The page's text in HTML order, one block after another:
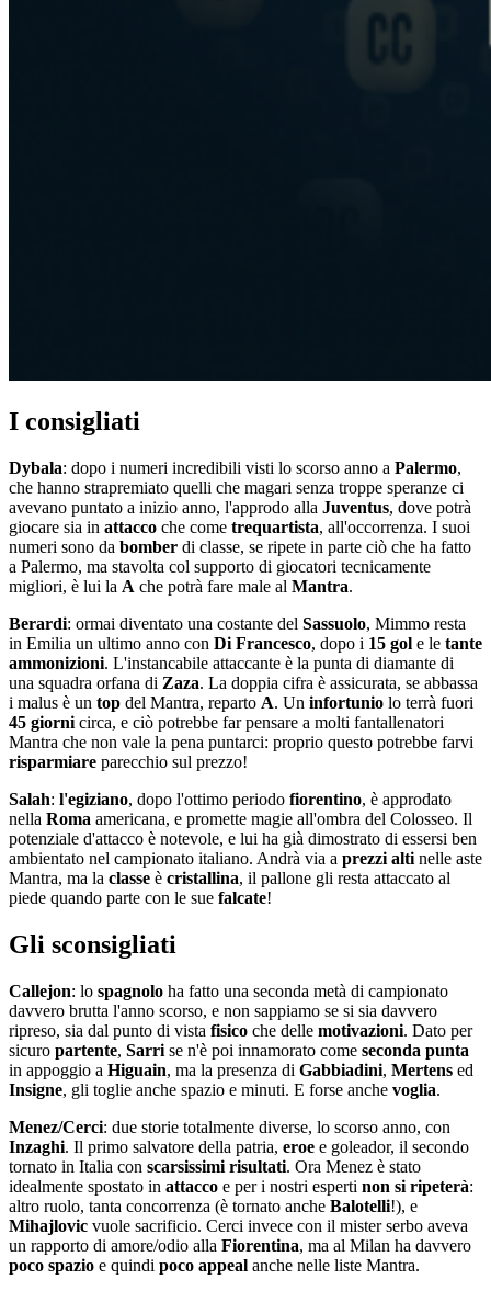
I consigliati
Dybala: dopo i numeri incredibili visti lo scorso anno a Palermo,
che hanno strapremiato quelli che magari senza troppe speranze ci
avevano puntato a inizio anno, l'approdo alla Juventus, dove potrà
giocare sia in attacco che come trequartista, all'occorrenza. I suoi
numeri sono da bomber di classe, se ripete in parte ciò che ha fatto
a Palermo, ma stavolta col supporto di giocatori tecnicamente
migliori, è lui la A che potrà fare male al Mantra.
Berardi: ormai diventato una costante del Sassuolo, Mimmo resta
in Emilia un ultimo anno con Di Francesco, dopo i 15 gol e le tante
ammonizioni. L'instancabile attaccante è la punta di diamante di
una squadra orfana di Zaza. La doppia cifra è assicurata, se abbassa
i malus è un top del Mantra, reparto A. Un infortunio lo terrà fuori
45 giorni circa, e ciò potrebbe far pensare a molti fantallenatori
Mantra che non vale la pena puntarci: proprio questo potrebbe farvi
risparmiare parecchio sul prezzo!
Salah: l'egiziano, dopo l'ottimo periodo fiorentino, è approdato
nella Roma americana, e promette magie all'ombra del Colosseo. Il
potenziale d'attacco è notevole, e lui ha già dimostrato di essersi ben
ambientato nel campionato italiano. Andrà via a prezzi alti nelle aste
Mantra, ma la classe è cristallina, il pallone gli resta attaccato al
piede quando parte con le sue falcate!
Gli sconsigliati
Callejon: lo spagnolo ha fatto una seconda metà di campionato
davvero brutta l'anno scorso, e non sappiamo se si sia davvero
ripreso, sia dal punto di vista fisico che delle motivazioni. Dato per
sicuro partente, Sarri se n'è poi innamorato come seconda punta
in appoggio a Higuain, ma la presenza di Gabbiadini, Mertens ed
Insigne, gli toglie anche spazio e minuti. E forse anche voglia.
Menez/Cerci: due storie totalmente diverse, lo scorso anno, con
Inzaghi. Il primo salvatore della patria, eroe e goleador, il secondo
tornato in Italia con scarsissimi risultati. Ora Menez è stato
idealmente spostato in attacco e per i nostri esperti non si ripeterà:
altro ruolo, tanta concorrenza (è tornato anche Balotelli!), e
Mihajlovic vuole sacrificio. Cerci invece con il mister serbo aveva
un rapporto di amore/odio alla Fiorentina, ma al Milan ha davvero
poco spazio e quindi poco appeal anche nelle liste Mantra.